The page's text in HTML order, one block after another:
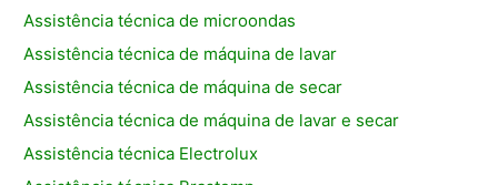
Assistência técnica de microondas
Assistência técnica de máquina de lavar
Assistência técnica de máquina de secar
Assistência técnica de máquina de lavar e secar
Assistência técnica Electrolux